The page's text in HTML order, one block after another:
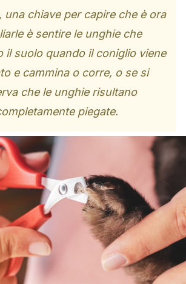
una chiave per capire che è ora
è sentire le unghie che
il suolo quando il coniglio viene
e cammina o corre, o se si
che le unghie risultano
piegate.